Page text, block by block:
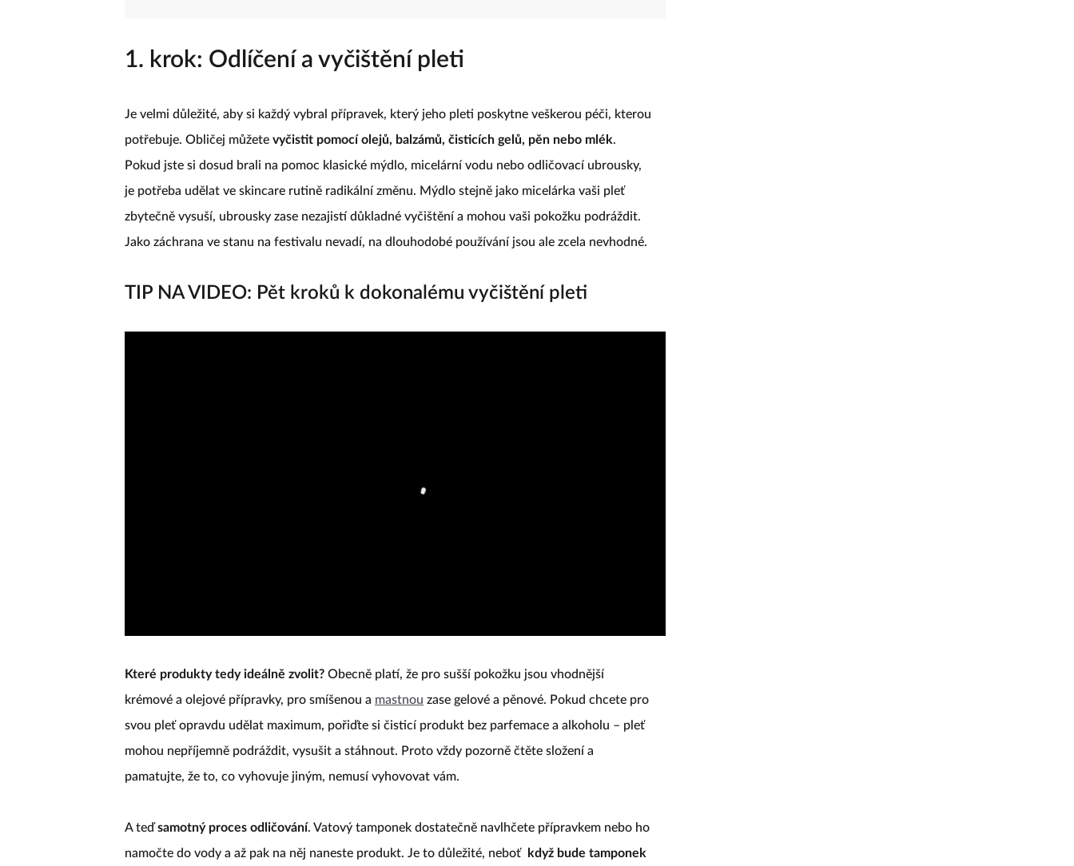
1. krok: Odlíčení a vyčištění pleti
Je velmi důležité, aby si každý vybral přípravek, který jeho pleti poskytne veškerou péči, kterou
potřebuje. Obličej můžete vyčistit pomocí olejů, balzámů, čisticích gelů, pěn nebo mlék.
Pokud jste si dosud brali na pomoc klasické mýdlo, micelární vodu nebo odličovací ubrousky,
je potřeba udělat ve skincare rutině radikální změnu. Mýdlo stejně jako micelárka vaši pleť
zbytečně vysuší, ubrousky zase nezajistí důkladné vyčištění a mohou vaši pokožku podráždit.
Jako záchrana ve stanu na festivalu nevadí, na dlouhodobé používání jsou ale zcela nevhodné.
TIP NA VIDEO: Pět kroků k dokonalému vyčištění pleti
Které produkty tedy ideálně zvolit? Obecně platí, že pro sušší pokožku jsou vhodnější
krémové a olejové přípravky, pro smíšenou a mastnou zase gelové a pěnové. Pokud chcete pro
svou pleť opravdu udělat maximum, pořiďte si čisticí produkt bez parfemace a alkoholu – pleť
mohou nepříjemně podráždit, vysušit a stáhnout. Proto vždy pozorně čtěte složení a
pamatujte, že to, co vyhovuje jiným, nemusí vyhovovat vám.
A teďsamotný proces odličování. Vatový tamponek dostatečně navlhčete přípravkem nebo ho
namočte do vody a až pak na něj naneste produkt. Je to důležité, neboť
když bude tamponek